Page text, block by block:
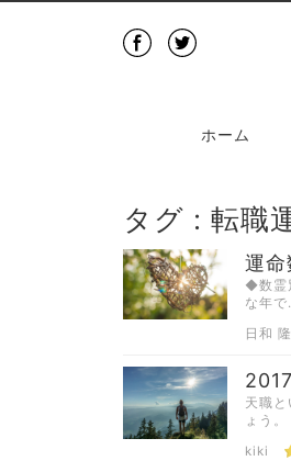
ホーム
タグ : 転職
運
◆数霊
な年で
日和
天職
ょう
kiki